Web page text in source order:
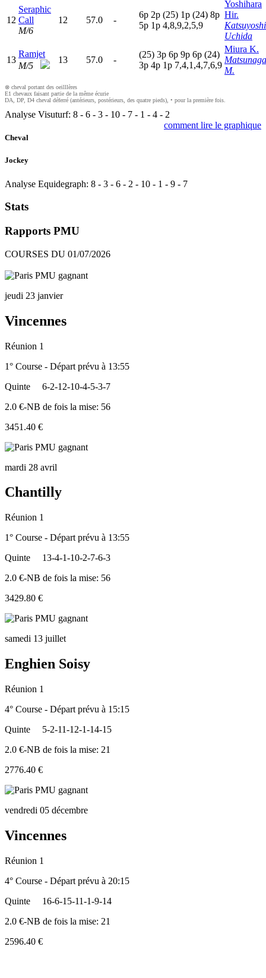
12
Seraphic
Call
M/6
12 57.0 -
6p 2p (25) 1p (24) 8p
5p 1p 4,8,9,2,5,9
Yoshihara
Hir.
Katsuyoshi
Uchida
13
Ramjet
M/5
13 57.0 -
(25) 3p 6p 9p 6p (24)
3p 4p 1p 7,4,1,4,7,6,9
Miura K.
Matsunaga
M.
⊗ cheval portant des oeilllères
E1 chevaux faisant partie de la même écurie
DA, DP, D4 cheval déferré (antérieurs, postérieurs, des quatre pieds), • pour la première fois.
Analyse Visuturf: 8 - 6 - 3 - 10 - 7 - 1 - 4 - 2
comment lire le graphique
Cheval
Jockey
Analyse Equidegraph: 8 - 3 - 6 - 2 - 10 - 1 - 9 - 7
Stats
Rapports PMU
COURSES DU 01/07/2026
jeudi 23 janvier
Vincennes
Réunion 1
1° Course - Départ prévu à 13:55
Quinte
6-2-12-10-4-5-3-7
2.0 €-NB de fois la mise: 56
3451.40 €
mardi 28 avril
Chantilly
Réunion 1
1° Course - Départ prévu à 13:55
Quinte
13-4-1-10-2-7-6-3
2.0 €-NB de fois la mise: 56
3429.80 €
samedi 13 juillet
Enghien Soisy
Réunion 1
4° Course - Départ prévu à 15:15
Quinte
5-2-11-12-1-14-15
2.0 €-NB de fois la mise: 21
2776.40 €
vendredi 05 décembre
Vincennes
Réunion 1
4° Course - Départ prévu à 20:15
Quinte
16-6-15-11-1-9-14
2.0 €-NB de fois la mise: 21
2596.40 €